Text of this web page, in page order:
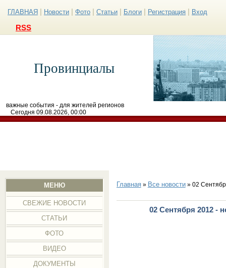
ГЛАВНАЯ Новости Фото Статьи Блоги Регистрация Вход
RSS
Провинциалы
важные события - для жителей регионов
Сегодня 09.08.2026, 00:00
МЕНЮ
СВЕЖИЕ НОВОСТИ
СТАТЬИ
ФОТО
ВИДЕО
ДОКУМЕНТЫ
Главная» Все новости» 02
02 Сентября 2012 -